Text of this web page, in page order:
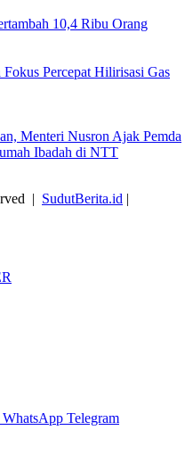
10,4 Ribu Orang
Percepat Hilirisasi Gas
Menteri Nusron Ajak Pemda
Ibadah di NTT
| SudutBerita.id |
WhatsApp Telegram